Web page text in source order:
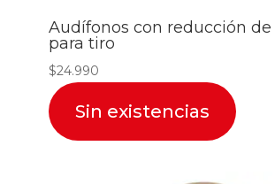
Audífonos con reducción
para tiro
$24.990
Sin existencias